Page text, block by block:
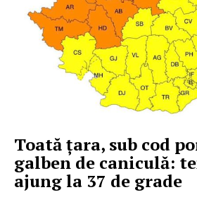
Toată țara, sub cod
galben de caniculă:
ajung la 37 de grade